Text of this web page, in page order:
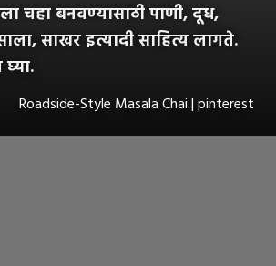
चहा बनवण्यासाठी पाणी, दूध,
साखर इत्यादी साहित्य लागते.
Roadside-Style Masala Chai | pinterest